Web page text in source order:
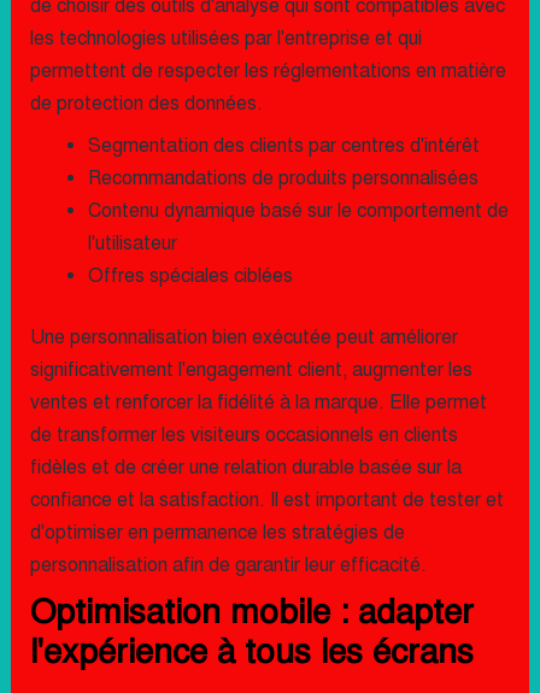
de choisir des outils d'analyse qui sont compatibles avec
les technologies utilisées par l'entreprise et qui
permettent de respecter les réglementations en matière
de protection des données.
Segmentation des clients par centres d'intérêt
Recommandations de produits personnalisées
Contenu dynamique basé sur le comportement de
l'utilisateur
Offres spéciales ciblées
Une personnalisation bien exécutée peut améliorer
significativement l'engagement client, augmenter les
ventes et renforcer la fidélité à la marque. Elle permet
de transformer les visiteurs occasionnels en clients
fidèles et de créer une relation durable basée sur la
confiance et la satisfaction. Il est important de tester et
d'optimiser en permanence les stratégies de
personnalisation afin de garantir leur efficacité.
Optimisation mobile : adapter
l'expérience à tous les écrans